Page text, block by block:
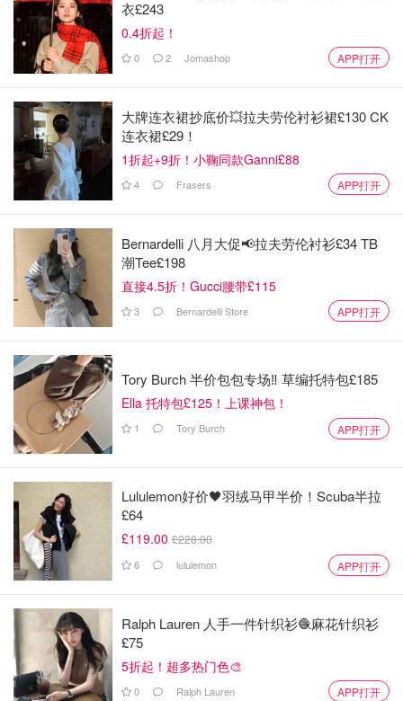
热闹，带劲的音乐，夜猫全出动了。
路边美食的香味，垦丁大街特有的烟火气。
必吃垦丁夜市美食（划重点）：
50岚奶茶，一品卤味，原住民石板烤肉山猪肉，三杯酒、咸
酥鸡、鲨鱼咬吐司、各种热炒、脆皮汤包、蚵仔煎、大肠包
小肠
住得方面
有着很特色的垦丁当地民宿，很有家的感觉。
这会让来游玩的人身心愉悦。
衣£243
0.4折起！
0 2 Jomashop APP打开
大牌连衣裙抄底价💥拉夫劳伦衬衫裙£130 CK
连衣裙£29！
1折起+9折！小鞠同款Ganni£88
4 Frasers APP打开
Bernardelli 八月大促📢拉夫劳伦衬衫£34 TB
潮Tee£198
直接4.5折！Gucci腰带£115
3 Bernardelli Store APP打开
Tory Burch 半价包包专场‼️ 草编托特包£185
Ella 托特包£125！上课神包！
1 Tory Burch APP打开
Lululemon好价🖤羽绒马甲半价！Scuba半拉
£64
£119.00 £228.00
6 lululemon APP打开
Ralph Lauren 人手一件针织衫🧶麻花针织衫
£75
5折起！超多热门色🎨
0 Ralph Lauren APP打开